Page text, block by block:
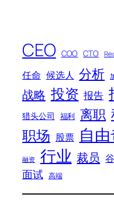
CEO COO CTO
任命 候选人 分析
战略 投资 报告
猎头公司 福利 离职
职场 股票 自
融资 行业 裁员
面试 高端